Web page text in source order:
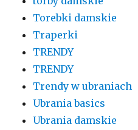
Torebki damskie
Traperki
TRENDY
TRENDY
Trendy w ubraniach
Ubrania basics
Ubrania damskie